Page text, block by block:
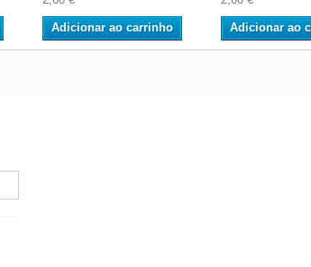
Adicionar ao carrinho Adicionar ao